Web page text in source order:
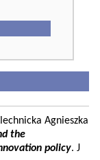
Agnieszka
the
policy. J